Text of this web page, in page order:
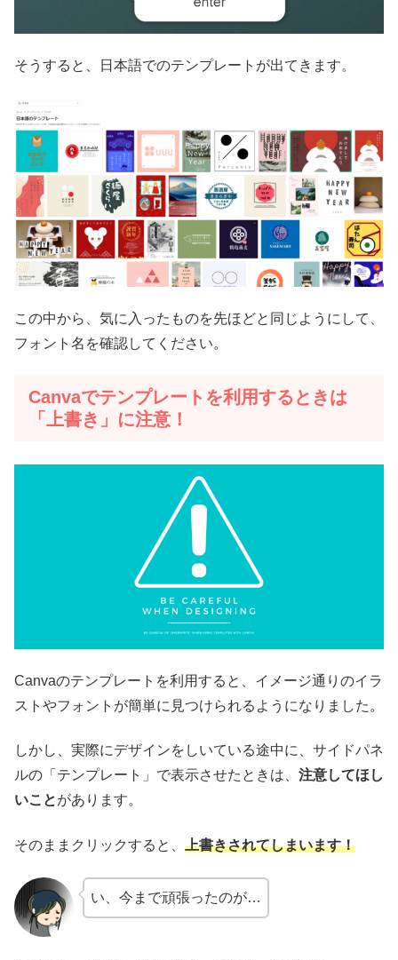
そうすると、日本語でのテンプレートが出てきます。
この中から、気に入ったものを先ほどと同じようにして、
フォント名を確認してください。
Canvaでテンプレートを利用するときは
「上書き」に注意！
Canvaのテンプレートを利用すると、イメージ通りのイラ
ストやフォントが簡単に見つけられるようになりました。
しかし、実際にデザインをしいている途中に、サイドパネ
ルの「テンプレート」で表示させたときは、 注意してほし
いことがあります。
そのままクリックすると、 上書きされてしまいます！
い、今まで頑張ったのが…